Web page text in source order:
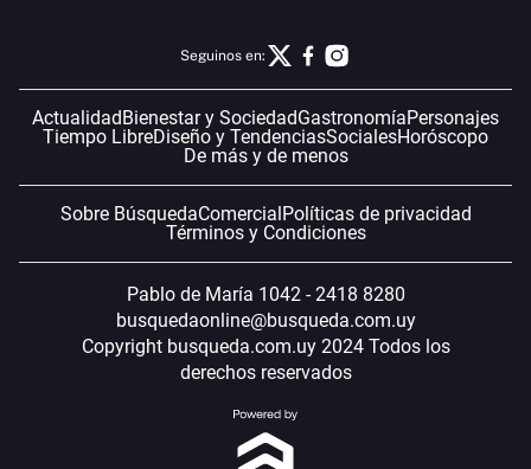
Seguinos en:
Actualidad Bienestar y SociedadGastronomíaPersonajes
Tiempo LibreDiseño y TendenciasSocialesHoróscopo
De más y de menos
Sobre BúsquedaComercial Políticas de privacidad
Términos y Condiciones
Pablo de María 1042 - 2418 8280
busquedaonline@busqueda.com.uy
Copyright busqueda.com.uy 2024 Todos los
derechos reservados